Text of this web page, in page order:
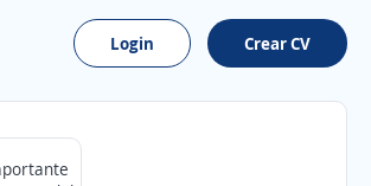
Login Crear CV